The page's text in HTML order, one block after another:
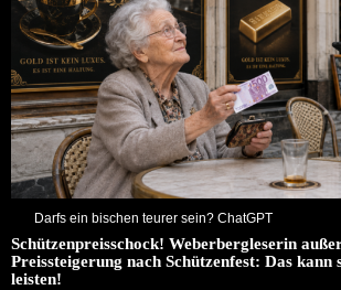
Darfs ein bischen teurer sein? ChatGPT
Schützenpreisschock! Weberbergleserin
Preissteigerung nach Schützenfest: Das kann
leisten!